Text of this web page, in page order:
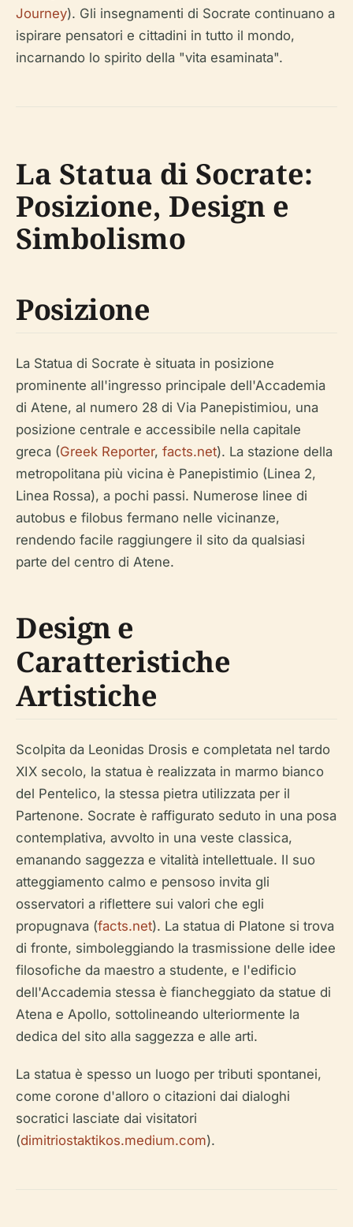
Journey). Gli insegnamenti di Socrate continuano a
ispirare pensatori e cittadini in tutto il mondo,
incarnando lo spirito della "vita esaminata".
La Statua di Socrate:
Posizione, Design e
Simbolismo
Posizione
La Statua di Socrate è situata in posizione
prominente all'ingresso principale dell'Accademia
di Atene, al numero 28 di Via Panepistimiou, una
posizione centrale e accessibile nella capitale
greca (Greek Reporter, facts.net). La stazione della
metropolitana più vicina è Panepistimio (Linea 2,
Linea Rossa), a pochi passi. Numerose linee di
autobus e filobus fermano nelle vicinanze,
rendendo facile raggiungere il sito da qualsiasi
parte del centro di Atene.
Design e
Caratteristiche
Artistiche
Scolpita da Leonidas Drosis e completata nel tardo
XIX secolo, la statua è realizzata in marmo bianco
del Pentelico, la stessa pietra utilizzata per il
Partenone. Socrate è raffigurato seduto in una posa
contemplativa, avvolto in una veste classica,
emanando saggezza e vitalità intellettuale. Il suo
atteggiamento calmo e pensoso invita gli
osservatori a riflettere sui valori che egli
propugnava (facts.net). La statua di Platone si trova
di fronte, simboleggiando la trasmissione delle idee
filosofiche da maestro a studente, e l'edificio
dell'Accademia stessa è fiancheggiato da statue di
Atena e Apollo, sottolineando ulteriormente la
dedica del sito alla saggezza e alle arti.
La statua è spesso un luogo per tributi spontanei,
come corone d'alloro o citazioni dai dialoghi
socratici lasciate dai visitatori
(dimitriostaktikos.medium.com).